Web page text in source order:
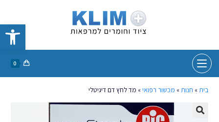
פתח סרגל נגישות
0
בית» חנות» מכשור רפואי» מד לחץ דם דיגיטלי